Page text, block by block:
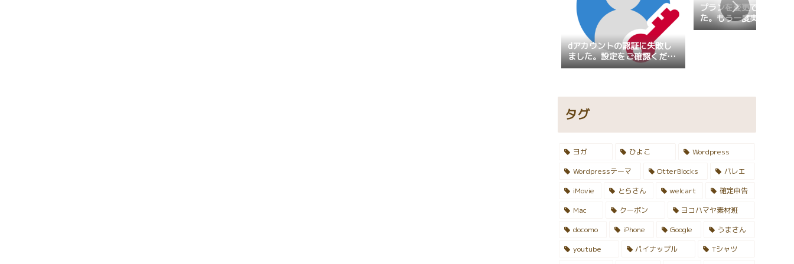
dアカウントの認証に失敗し
ました。設定をご確認くださ
い。設定の確認が行えない場
プランを変更できません
た。もう一度実行してく
い。
タグ
ヨガ ひよこ
Wordpress
Wordpressテーマ
OtterBlocks
バレエ
iMovie
とらさん welcart
確定申告
Mac
クーポン
ヨコハマヤ素材班
docomo
iPhone Google
うまさん
youtube
パイナップル
Tシャツ